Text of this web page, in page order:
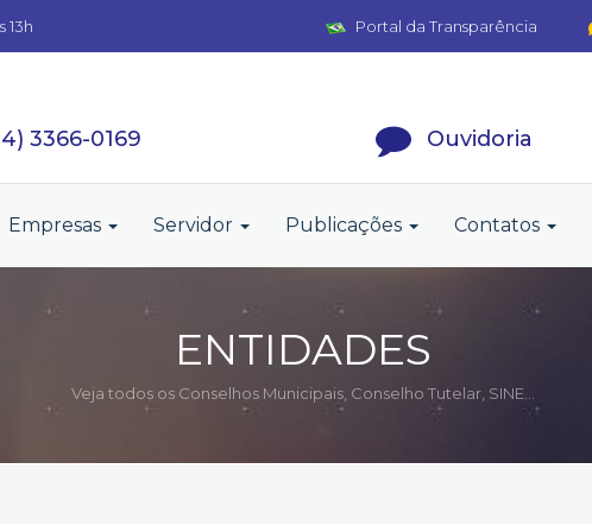
13h Portal da Transparência
3366-0169 Ouvidoria
Empresas Servidor Publicações Contatos
ENTIDADES
Veja todos os Conselhos Municipais, Conselho Tutelar, SINE...